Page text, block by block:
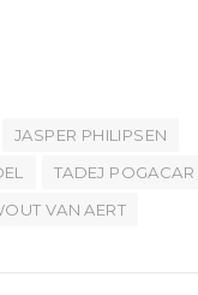
JASPER PHILIPSEN
TADEJ POGACAR
VAN AERT